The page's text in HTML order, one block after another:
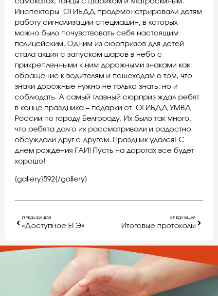
Инспекторы ОГИБДД продемонстрировали детям
работу сигнализации спецмашин, в которых
можно было почувствовать себя настоящим
полицейским. Одним из сюрпризов для детей
стала акция с запуском шаров в небо с
прикрепленными к ним дорожными знаками как
обращение к водителям и пешеходам о том, что
знаки дорожные нужно не только знать, но и
соблюдать. А самый главный сюрприз ждал ребят
в конце праздника – подарки от ОГИБДД УМВД
России по городу Белгороду. Их было так много,
что ребята долго их рассматривали и радостно
обсуждали друг с другом. Праздник удался! С
днем рождения ГАИ! Пусть на дорогах все будет
хорошо!
{gallery}592{/gallery}
ПРЕДЫДУЩАЯ
«Доступное ЕГЭ»
СЛЕДУЮЩАЯ
Итоговые протоколы